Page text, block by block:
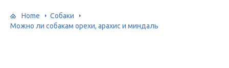
Home
Собаки
Можно ли собакам орехи, арахис и миндаль